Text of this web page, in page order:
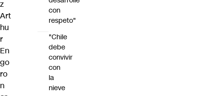
z
Art
hu
r
En
go
ro
n
con
respeto"
"Chile
debe
convivir
con
la
nieve